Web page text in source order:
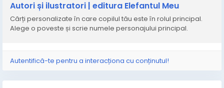
Autori și ilustratori | editura Elefantul Meu
Cărți personalizate în care copilul tău este în rolul principal.
Alege o poveste și scrie numele personajului principal.
Autentifică-te pentru a interacționa cu conținutul!